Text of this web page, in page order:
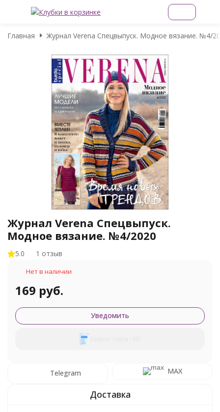
Главная Журнал Verena Спецвыпуск. Модное вязание. №4/
Журнал Verena Спецвыпуск.
Модное вязание. №4/2020
5.0 1 отзыв
Нет в наличии
169 руб.
Уведомить
Telegram MAX